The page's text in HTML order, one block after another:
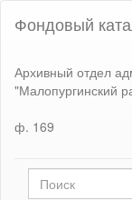
Фондовый
Архивный отдел
"Малопургинский
ф. 169